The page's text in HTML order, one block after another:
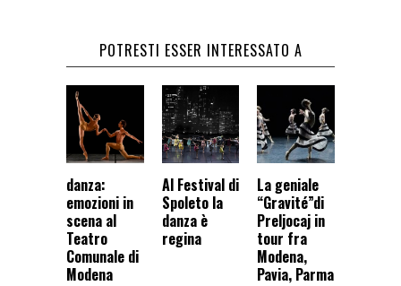
POTRESTI ESSER INTERESSATO A
danza:
emozioni in
scena al
Teatro
Comunale di
Modena
Al Festival di
Spoleto la
danza è
regina
La geniale
“Gravité”di
Preljocaj in
tour fra
Modena,
Pavia, Parma